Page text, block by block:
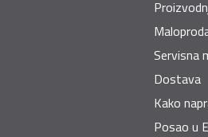
Servisna
Dostava
Kako
Posao u